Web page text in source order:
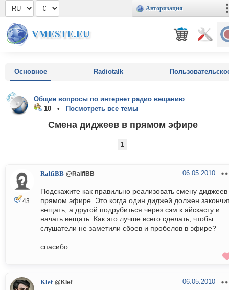
Авторизация
VMESTE.EU
Основное Radiotalk
Общие вопросы по интернет радио вещанию
10 •
Посмотреть все темы
Смена диджеев в прямом эфире
1
43
RalfiBB @RalfiBB 06.05.2010
Подскажите как правильно реализовать смену диджеев
прямом эфире. Это когда один диджей должен
вещать, а другой подрубиться через сэм к айскасту и
начать вещать. Как это лучше всего сделать, чтобы
слушатели не заметили сбоев и пробелов в эфире?
спасибо
Klef @Klef 06.05.2010